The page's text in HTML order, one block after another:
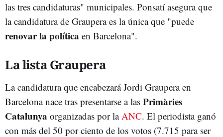
las tres candidaturas" municipales. Ponsatí asegura que
la candidatura de Graupera es la única que "puede
renovar la política en Barcelona".
La lista Graupera
La candidatura que encabezará Jordi Graupera en
Barcelona nace tras presentarse a las Primàries
Catalunya organizadas por laANC. El periodista ganó
con más del 50 por ciento de los votos (7.715 para ser